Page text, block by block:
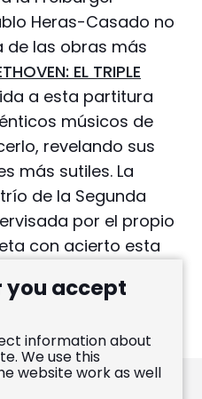
Heras-Casado no
de las obras más
EL TRIPLE
a esta partitura
músicos de
revelando sus
más sutiles. La
de la Segunda
por el propio
con acierto esta
se mezcla con la
you accept
information about
We use this
website work as well